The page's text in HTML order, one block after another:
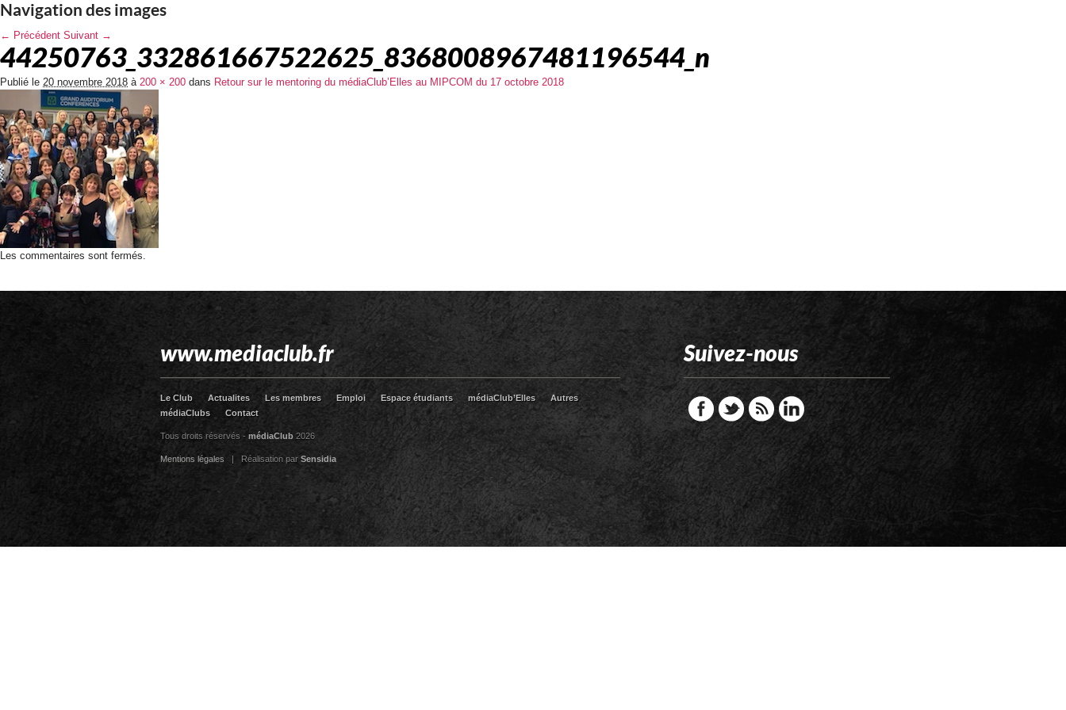
Navigation des images
← Précédent Suivant →
44250763_332861667522625_8368008967481196544_n
Publié le 20 novembre 2018 à 200 × 200 dans Retour sur le mentoring du médiaClub’Elles au MIPCOM du 17 octobre 2018
Les commentaires sont fermés.
www.mediaclub.fr
Le Club Actualites Les membres Emploi Espace étudiants médiaClub’Elles
Autres
médiaClubs
Contact
Tous droits réservés - médiaClub 2026
Mentions légales | Réalisation par Sensidia
Suivez-nous
FacebookTwitter RSS LinkedIn